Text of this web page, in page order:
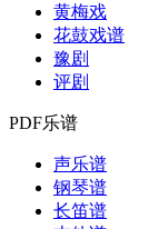
黄梅戏
花鼓戏谱
豫剧
评剧
PDF乐谱
声乐谱
钢琴谱
长笛谱